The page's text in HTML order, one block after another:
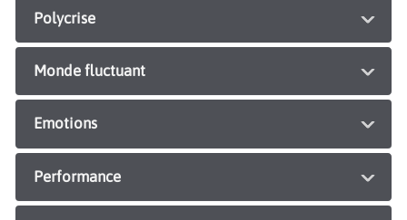
Polycrise
Monde fluctuant
Emotions
Performance